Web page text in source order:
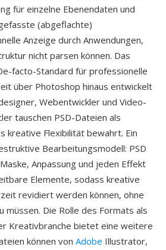
für einzelne Ebenendaten und
(abgeflachte)
Anzeige durch Anwendungen,
nicht parsen können. Das
facto-Standard für professionelle
über Photoshop hinaus entwickelt
Webentwickler und Video-
tauschen PSD-Dateien als
kreative Flexibilität bewahrt. Ein
Bearbeitungsmodell: PSD
Anpassung und jeden Effekt
Elemente, sodass kreative
revidiert werden können, ohne
müssen. Die Rolle des Formats als
Kreativbranche bietet eine weitere
können von Adobe Illustrator,